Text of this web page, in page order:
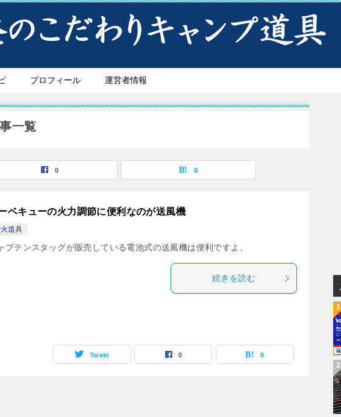
プロフィール 運営者情報
一覧
0 0
ベキューの火力調節に便利なのが送風機
道具
プテンスタッグが販売している電池式の送風機は便利ですよ。
続きを読む
Tweet 0 0